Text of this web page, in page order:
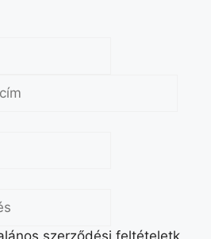
szerződési feltételetk